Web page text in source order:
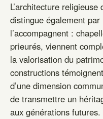
L’architecture
distingue également
l’accompagnent :
prieurés, viennent
la valorisation du
constructions
d’une dimension
de transmettre un
aux générations futures.